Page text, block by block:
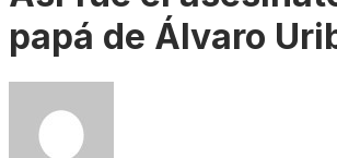
papá de Álvaro